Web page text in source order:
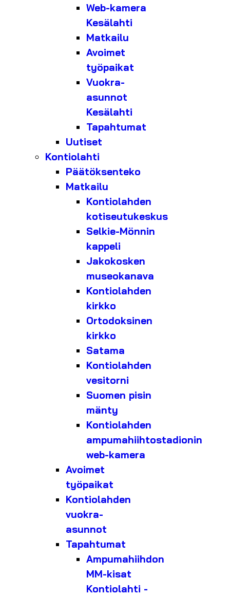
Web-kamera
Kesälahti
Matkailu
Avoimet
työpaikat
Vuokra-
asunnot
Kesälahti
Tapahtumat
Uutiset
Kontiolahti
Päätöksenteko
Matkailu
Kontiolahden
kotiseutukeskus
Selkie-Mönnin
kappeli
Jakokosken
museokanava
Kontiolahden
kirkko
Ortodoksinen
kirkko
Satama
Kontiolahden
vesitorni
Suomen pisin
mänty
Kontiolahden
ampumahiihtostadionin
web-kamera
Avoimet
työpaikat
Kontiolahden
vuokra-
asunnot
Tapahtumat
Ampumahiihdon
MM-kisat
Kontiolahti -